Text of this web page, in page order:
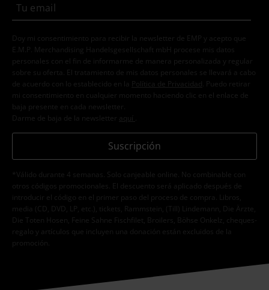
Doy mi consentimiento para recibir la newsletter de EMP y acepto que
E.M.P. Merchandising Handelsgesellschaft mbH procese mis datos
personales con el fin de informarme de manera personalizada y regular
sobre su oferta. El tratamiento de mis datos personales se llevará a cabo
de acuerdo con lo establecido en la
Política de Privacidad . Puedo retirar
mi consentimiento en cualquier momento haciendo clic en el enlace de
baja presente en cada newsletter.
Darme de baja de la newsletter
aquí
Suscripción
*Válido durante 4 semanas. Solo canjeable online. No combinable con
otros códigos promocionales. El descuento será aplicado después de
introducir el código en el primer paso del proceso de compra. Libros,
media (CD, DVD, LP, etc.), tickets, Rammstein, (Till) Lindemann, Die Ärzte,
Die Toten Hosen, Feine Sahne Fischfilet, Broilers, Böhse Onkelz, cheques-
regalo y artículos que incluyen una donación están excluidos de la
promoción.